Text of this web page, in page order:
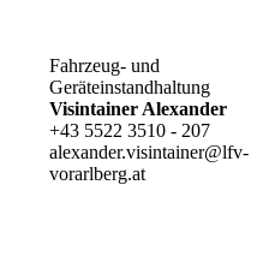
Fahrzeug- und
Geräteinstandhaltung
Visintainer Alexander
+43 5522 3510 - 207
alexander.visintainer@lfv-
vorarlberg.at